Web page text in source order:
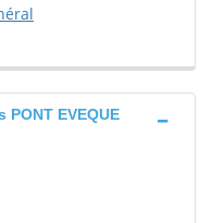
EVEQUE